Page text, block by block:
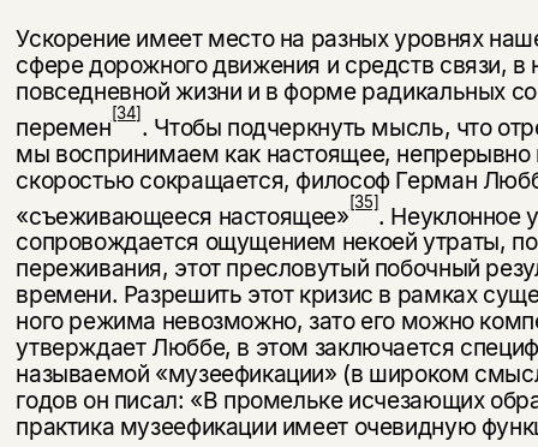
Ускорение имеет место на разных уровнях
сфере дорожного движения и средств связи,
повседневной жизни и в форме радикальных
перемен[34]. Чтобы подчеркнуть мысль, что
мы воспринимаем как настоящее, непрерывно
скоростью сокращается, философ Герман
«съеживающееся настоящее»[35]. Неуклонное
сопровождается ощущением некоей утраты,
переживания, этот пресловутый побочный
времени. Разрешить этот кризис в рамках
ного режима невозможно, зато его можно
утверждает Люббе, в этом заключается
называемой «музеефикации» (в широком
годов он писал: «В про­мельке исчезающих
практика музеефикации имеет очевидную